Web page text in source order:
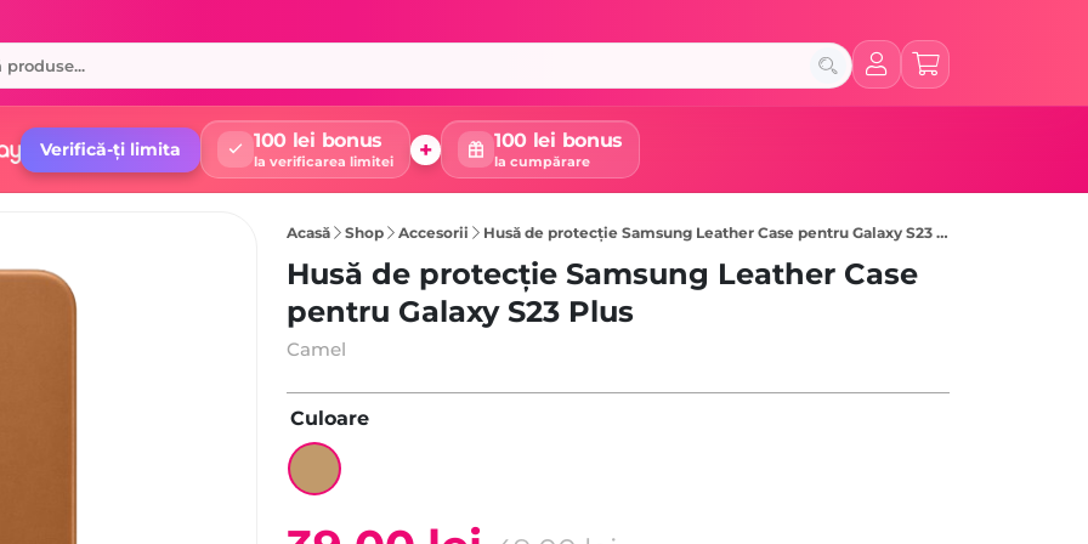
Verifică-ți limita 100 lei bonus
la verificarea limitei + 100 lei bonus
la cumpărare
Acasă Shop Accesorii Husă de protecție Samsung Leather Case pentru Galaxy S23 Plus, Camel
Husă de protecție Samsung Leather Case
pentru Galaxy S23 Plus
Camel
Culoare